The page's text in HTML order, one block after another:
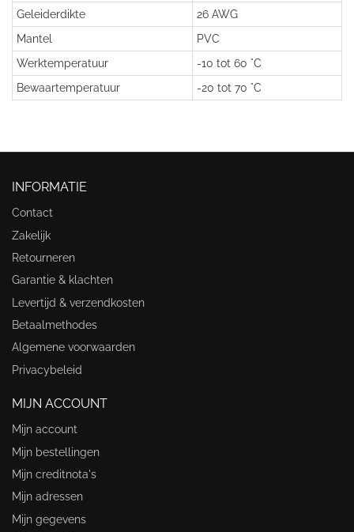
Geleiderdikte
26 AWG
Mantel
PVC
Werktemperatuur
-10 tot 60 °C
Bewaartemperatuur
-20 tot 70 °C
INFORMATIE
Contact
Zakelijk
Retourneren
Garantie & klachten
Levertijd & verzendkosten
Betaalmethodes
Algemene voorwaarden
Privacybeleid
MIJN ACCOUNT
Mijn account
Mijn bestellingen
Mijn creditnota's
Mijn adressen
Mijn gegevens